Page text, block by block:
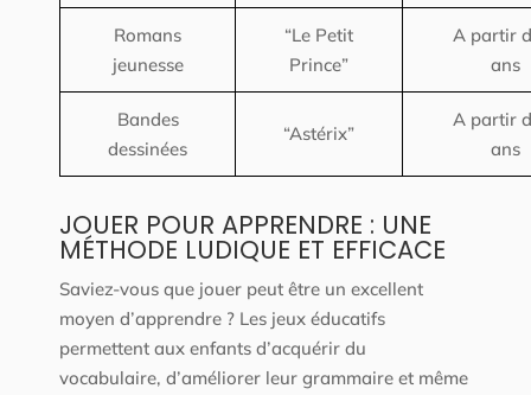
Romans
jeunesse
“Le Petit
Prince”
A partir
ans
Bandes
dessinées
“Astérix”
A partir
ans
JOUER POUR APPRENDRE : UNE
MÉTHODE LUDIQUE ET EFFICACE
Saviez-vous que jouer peut être un excellent
moyen d’apprendre ? Les jeux éducatifs
permettent aux enfants d’acquérir du
vocabulaire, d’améliorer leur grammaire et même